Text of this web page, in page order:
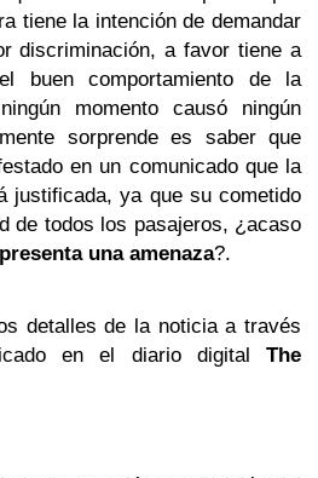
tiene la intención de demandar
discriminación, a favor tiene a
buen comportamiento de la
momento causó ningún
sorprende es saber que
en un comunicado que la
justificada, ya que su cometido
de todos los pasajeros, ¿acaso
una amenaza?.
detalles de la noticia a través
en el diario digital The